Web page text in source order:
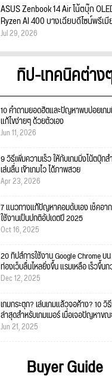
ASUS Zenbook 14 Air โน้ตบุ๊ก
Ryzen AI 400 บางเฉียบดีไซน์พรีเ
Jul 29, 2026
ทิป-เทคนิคต่าง
10 คำถามยอดฮิตและปัญหาพบบ่อยเก
แก้ไขง่ายๆ ด้วยตัวเอง
Jun 11, 2026
9 วิธีเพิ่มความเร็ว ให้กับเกมมิ่งโน้ตบุ๊ก
เล่นลื่น เข้าเกมไว ได้ภาพสวย
Apr 23, 2026
7 แนวทางแก้ปัญหาคอมดับเอง เช็คอา
ใช้งานเป็นปกติอัปเดตปี 2025
Oct 16, 2025
20 ทิปส์การใช้งาน Google Chrome บ
ท่องเว็บลื่นไหลยิ่งขึ้น แรมเหลือ เร็วขึ้นก
Dec 12, 2025
เกมกระตุก? เล่นเกมแล้วจอค้าง? 10
ล่าสุดสำหรับเกมเมอร์ เมื่อเจอปัญหาขณ
Jun 21, 2025
Buyer Guide